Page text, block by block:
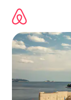
directement
contenu